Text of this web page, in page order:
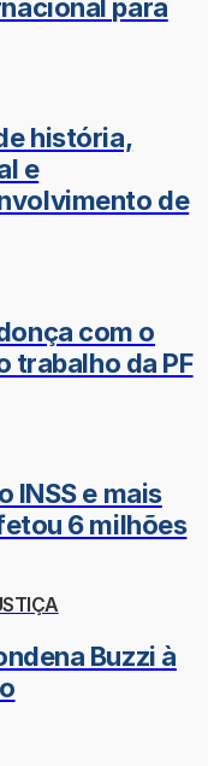
para
história,
e
de
com o
trabalho da PF
INSS e mais
6 milhões
Buzzi à